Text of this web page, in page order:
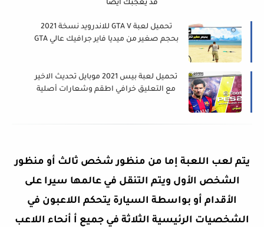
قد يعجبك ايضا
تحميل لعبة GTA V للاندرويد نسخة 2021
بحجم صغير من ميديا فاير جرافيك عالي GTA
تحميل لعبة بيس 2021 موبايل تحديث الاخير
مع التعليق خرافي اطقم وشعارات أصلية
يتم لعب اللعبة إما من منظور شخص ثالث أو منظور
الشخص الأول ويتم التنقل في عالمها سيرا على
الأقدام أو بواسطة السيارة يتحكم اللاعبون في
الشخصيات الرئيسية الثلاثة في جميع أ أنحاء اللاعب